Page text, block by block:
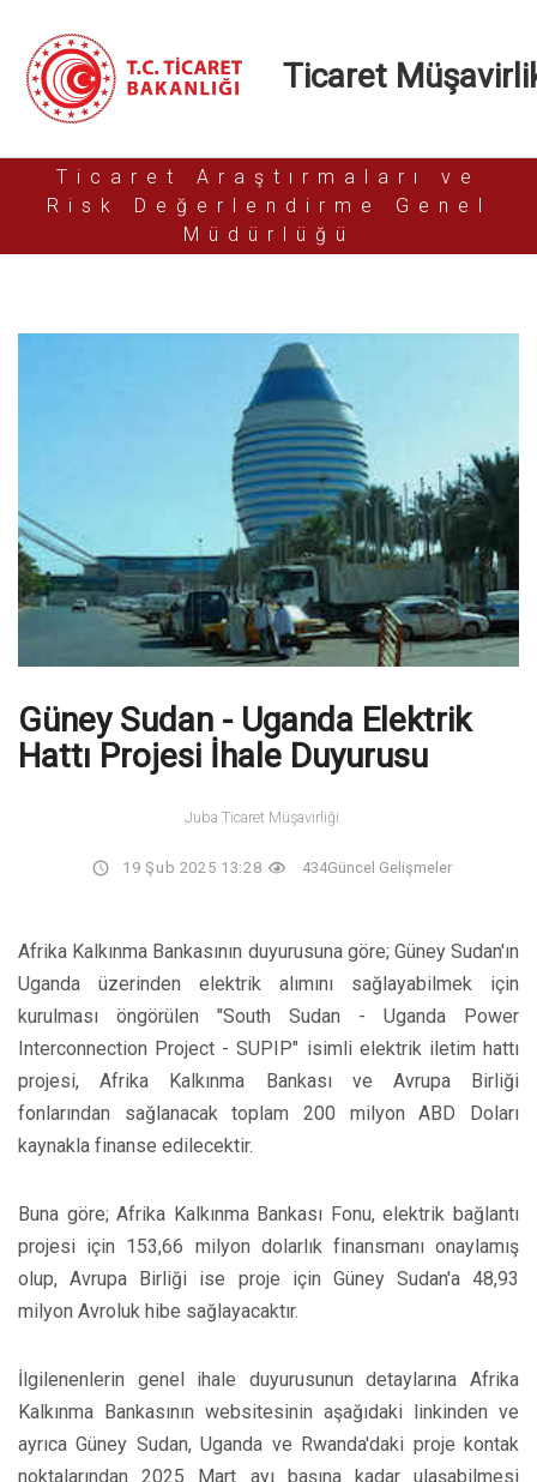
Ticaret
Ticaret Araştırmaları ve
Risk Değerlendirme Genel
Müdürlüğü
Güney Sudan - Uganda Elektrik
Hattı Projesi İhale Duyurusu
Juba Ticaret Müşavirliği
19 Şub 2025 13:28 434Güncel Gelişmeler
Afrika Kalkınma Bankasının duyurusuna göre; Güney Sudan'ın
Uganda üzerinden elektrik alımını sağlayabilmek için
kurulması öngörülen "South Sudan - Uganda Power
Interconnection Project - SUPIP" isimli elektrik iletim hattı
projesi, Afrika Kalkınma Bankası ve Avrupa Birliği
fonlarından sağlanacak toplam 200 milyon ABD Doları
kaynakla finanse edilecektir.
Buna göre; Afrika Kalkınma Bankası Fonu, elektrik bağlantı
projesi için 153,66 milyon dolarlık finansmanı onaylamış
olup, Avrupa Birliği ise proje için Güney Sudan'a 48,93
milyon Avroluk hibe sağlayacaktır.
İlgilenenlerin genel ihale duyurusunun detaylarına Afrika
Kalkınma Bankasının websitesinin aşağıdaki linkinden ve
ayrıca Güney Sudan, Uganda ve Rwanda'daki proje kontak
noktalarından 2025 Mart ayı başına kadar ulaşabilmesi